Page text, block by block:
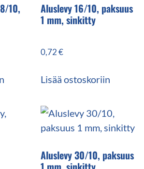
10,
Aluslevy 16/10, paksuus
1 mm, sinkitty
0,72€
Lisää ostoskoriin
Aluslevy 30/10, paksuus